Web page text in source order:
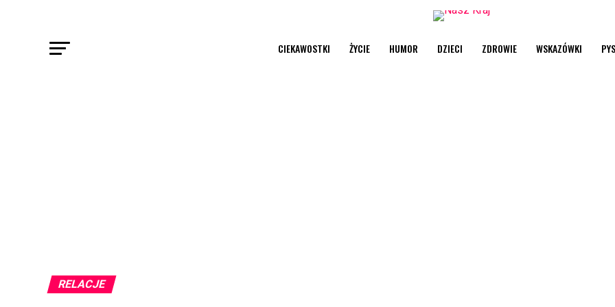
CIEKAWOSTKI ŻYCIE HUMOR DZIECI ZDROWIE WSKAZÓWKI
RELACJE